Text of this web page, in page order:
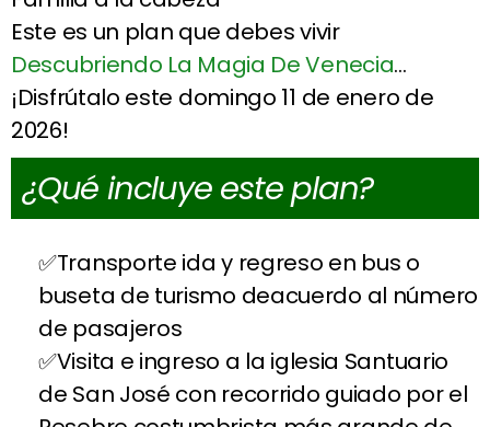
Este es un plan que debes vivir
Descubriendo La Magia De Venecia…
¡Disfrútalo este domingo 11 de enero de
2026!
¿Qué incluye este plan?
Transporte ida y regreso en bus o
buseta de turismo deacuerdo al número
de pasajeros
Visita e ingreso a la iglesia Santuario
de San José con recorrido guiado por el